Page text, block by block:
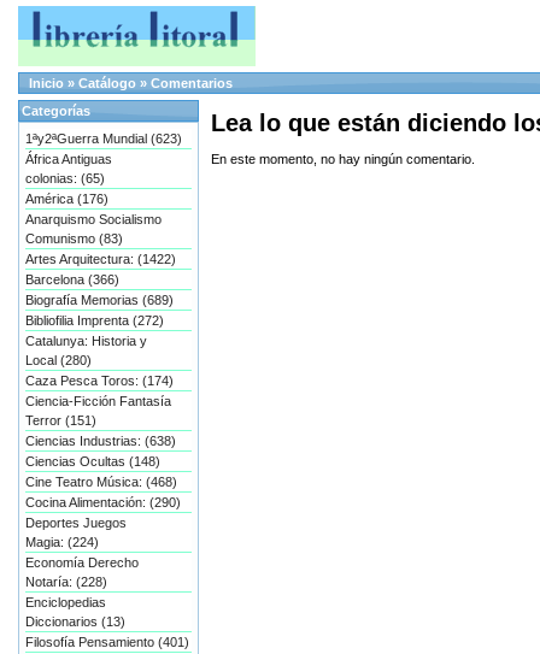
Inicio » Catálogo » Comentarios
Lea lo que están diciendo
En este momento, no hay ningún comentario.
Categorías
1ªy2ªGuerra Mundial (623)
África Antiguas
colonias: (65)
América (176)
Anarquismo Socialismo
Comunismo (83)
Artes Arquitectura: (1422)
Barcelona (366)
Biografía Memorias (689)
Bibliofilia Imprenta (272)
Catalunya: Historia y
Local (280)
Caza Pesca Toros: (174)
Ciencia-Ficción Fantasía
Terror (151)
Ciencias Industrias: (638)
Ciencias Ocultas (148)
Cine Teatro Música: (468)
Cocina Alimentación: (290)
Deportes Juegos
Magia: (224)
Economía Derecho
Notaría: (228)
Enciclopedias
Diccionarios (13)
Filosofía Pensamiento (401)